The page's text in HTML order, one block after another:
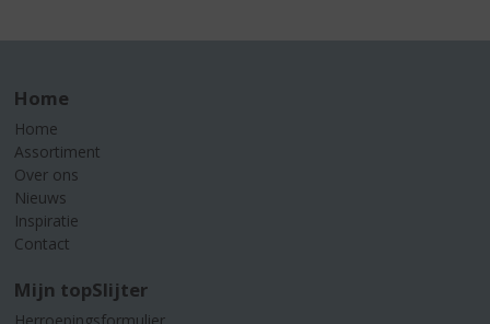
Home
Home
Assortiment
Over ons
Nieuws
Inspiratie
Contact
Mijn topSlijter